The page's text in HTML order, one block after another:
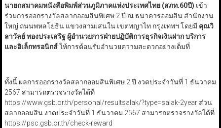
นายกสมาคมหนังสือพิมพ์ส่วนภูมิภาคแห่งประเทศไทย (สภท.60ปี) เข้า
ร่วมการออกรางวัลสลากออมสินพิเศษ 2 ปี ณ ธนาคารออมสิน สำนักงาน
ใหญ่ ถนนพหลโยธิน แขวงสามเสนใน เขตพญาไท กรุงเทพฯ โดยมี คุณวิ
ลาวัลย์ ทองประเสริฐ ผู้อำนวยการฝ่ายปฏิบัติการธุรกิจเงินฝาก บริการ
และอิเล็กทรอนิกส์ให้การต้อนรับอำนวยความสะดวกอย่างเต็มที่
ทั้งนี้ ผลการออกรางวัลสลากออมสินพิเศษ 2 ปี งวดประจำวันที่ 1 ธันวาคม
2567 สามารถตรวจรางวัลได้ที่
https://www.gsb.or.th/personal/resultsalak/?type=salak-2year ส่วน
สลากออมสิน งวดประจำวันที่ 1 ธันวาคม 2567 สามารถตรวจรางวัลได้ที่
https://psc.gsb.or.th/check-reward